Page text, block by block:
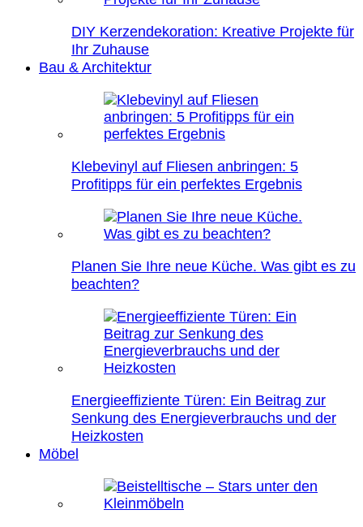
DIY Kerzendekoration: Kreative Projekte für
Ihr Zuhause
Bau & Architektur
Klebevinyl auf Fliesen anbringen: 5
Profitipps für ein perfektes Ergebnis
Planen Sie Ihre neue Küche. Was gibt es zu
beachten?
Energieeffiziente Türen: Ein Beitrag zur
Senkung des Energieverbrauchs und der
Heizkosten
Möbel